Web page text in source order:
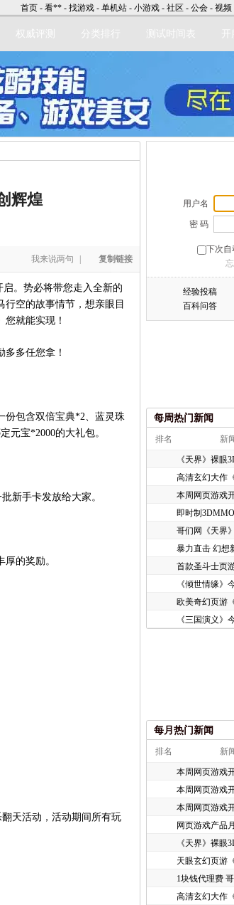
首页 - 看** - 找游戏 - 单机站 - 小游戏 - 社区 - 公会 - 视频
权威评测 分类排行 测试时间表
辉煌
我来说两句 复制链接
启。势必将带您走入全新的
空的故事情节，想亲眼目
就能实现！
多任您拿！
包含双倍宝典*2、蓝灵珠
元宝*2000的大礼包。
新手卡发放给大家。
的奖励。
天活动，活动期间所有玩
用户名
密 码
下次自
经验投稿
百科问答
每周热门新闻
排名 新
《天界》裸眼
高清玄幻大作
本周网页游戏
即时制
《谜境
哥们网《天界
暴力直击 幻想
首款圣斗士页
《倾世情缘》
欧美奇幻页游
《三国演义》
每月热门新闻
排名 新
本周网页游戏
本周网页游戏
本周网页游戏
网页游戏产品
《天界》裸眼
天眼玄幻页游
1块钱代理费
高清玄幻大作